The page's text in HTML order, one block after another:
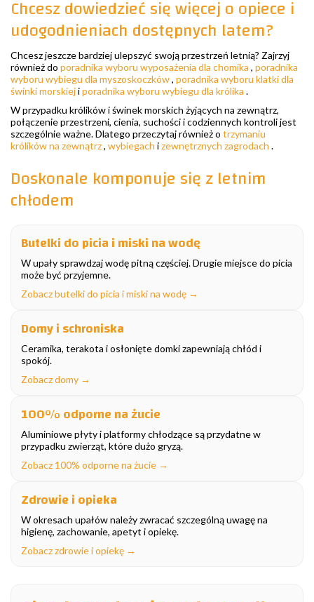
Chcesz dowiedzieć się więcej o opiece i
udogodnieniach dostępnych latem?
Chcesz jeszcze bardziej ulepszyć swoją przestrzeń letnią? Zajrzyj
również do poradnika wyboru wyposażenia dla chomika , poradnika
wyboru wybiegu dla myszoskoczków, poradnika wyboru klatki dla
świnki morskiejiporadnika wyboru wybiegu dla królika .
W przypadku królików i świnek morskich żyjących na zewnątrz,
połączenie przestrzeni, cienia, suchości i codziennych kontroli jest
szczególnie ważne. Dlatego przeczytaj również o trzymaniu
królików na zewnątrz, wybiegach izewnętrznych zagrodach .
Doskonale komponuje się z letnim
chłodem
Butelki do picia i miski na wodę
W upały sprawdzaj wodę pitną częściej. Drugie miejsce do picia
może być przyjemne.
Zobacz butelki do picia i miski na wodę →
Domy i schroniska
Ceramika, terakota i osłonięte domki zapewniają chłód i
spokój.
Zobacz domy →
100% odporne na żucie
Aluminiowe płyty i platformy chłodzące są przydatne w
przypadku zwierząt, które dużo gryzą.
Zobacz 100% odporne na żucie →
Zdrowie i opieka
W okresach upałów należy zwracać szczególną uwagę na
higienę, zachowanie, apetyt i opiekę.
Zobacz zdrowie i opiekę →